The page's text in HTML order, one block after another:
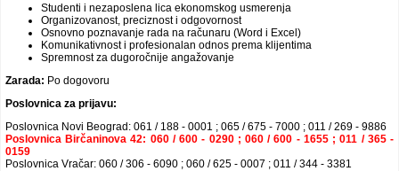
Studenti i nezaposlena lica ekonomskog usmerenja
Organizovanost, preciznost i odgovornost
Osnovno poznavanje rada na računaru (Word i Excel)
Komunikativnost i profesionalan odnos prema klijentima
Spremnost za dugoročnije angažovanje
Zarada: Po dogovoru
Poslovnica za prijavu:
Poslovnica Novi Beograd: 061 / 188 - 0001 ; 065 / 675 - 7000 ; 011 / 269 - 9886
Poslovnica Birčaninova 42: 060 / 600 - 0290 ; 060 / 600 - 1655 ; 011 / 365 -
0159
Poslovnica Vračar: 060 / 306 - 6090 ; 060 / 625 - 0007 ; 011 / 344 - 3381